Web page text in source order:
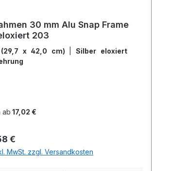
30 mm Alu Snap Frame
203
x 42,0 cm) |Silber eloxiert
ab 17,02 €
Preis:
€
MwSt. zzgl. Versandkosten